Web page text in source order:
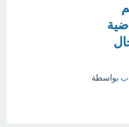
بواسطة